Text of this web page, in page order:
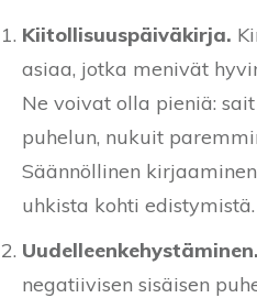
Kiitollisuuspäiväkirja.
asiaa, jotka menivät
Ne voivat olla pieniä:
puhelun, nukuit
Säännöllinen
uhkista kohti edistymistä.
Uudelleenkehystäminen.
negatiivisen sisäisen